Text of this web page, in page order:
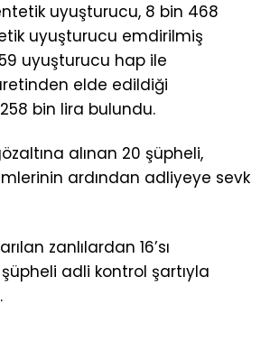
uyuşturucu, 8 bin 468
uyuşturucu emdirilmiş
uyuşturucu hap ile
elde edildiği
bin lira bulundu.
alınan 20 şüpheli,
ardından adliyeye sevk
zanlılardan 16’sı
adli kontrol şartıyla